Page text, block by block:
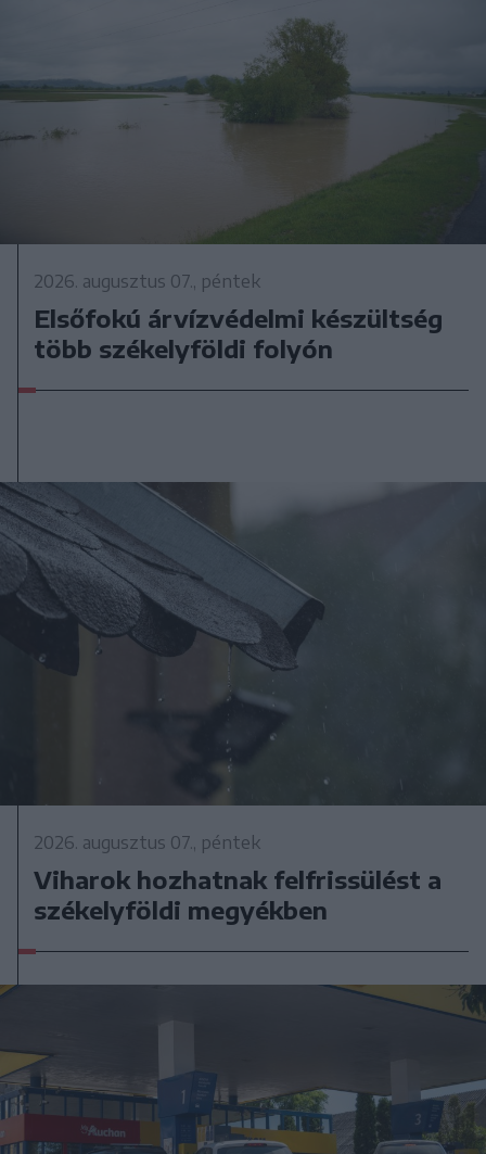
2026. augusztus 07., péntek
Elsőfokú árvízvédelmi készültség
több székelyföldi folyón
2026. augusztus 07., péntek
Viharok hozhatnak felfrissülést a
székelyföldi megyékben